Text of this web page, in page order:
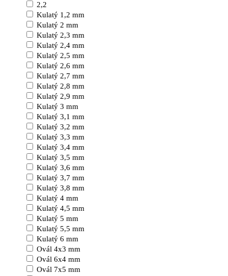
2,2
Kulatý 1,2 mm
Kulatý 2 mm
Kulatý 2,3 mm
Kulatý 2,4 mm
Kulatý 2,5 mm
Kulatý 2,6 mm
Kulatý 2,7 mm
Kulatý 2,8 mm
Kulatý 2,9 mm
Kulatý 3 mm
Kulatý 3,1 mm
Kulatý 3,2 mm
Kulatý 3,3 mm
Kulatý 3,4 mm
Kulatý 3,5 mm
Kulatý 3,6 mm
Kulatý 3,7 mm
Kulatý 3,8 mm
Kulatý 4 mm
Kulatý 4,5 mm
Kulatý 5 mm
Kulatý 5,5 mm
Kulatý 6 mm
Ovál 4x3 mm
Ovál 6x4 mm
Ovál 7x5 mm